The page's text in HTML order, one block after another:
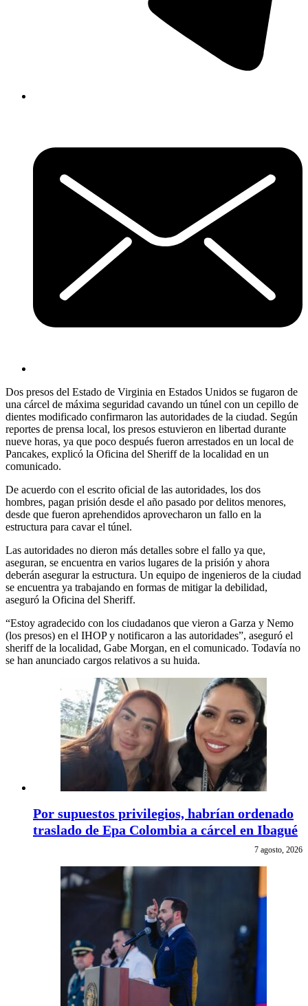
Dos presos del Estado de Virginia en Estados Unidos se fugaron de
una cárcel de máxima seguridad cavando un túnel con un cepillo de
dientes modificado confirmaron las autoridades de la ciudad. Según
reportes de prensa local, los presos estuvieron en libertad durante
nueve horas, ya que poco después fueron arrestados en un local de
Pancakes, explicó la Oficina del Sheriff de la localidad en un
comunicado.
De acuerdo con el escrito oficial de las autoridades, los dos
hombres, pagan prisión desde el año pasado por delitos menores,
desde que fueron aprehendidos aprovecharon un fallo en la
estructura para cavar el túnel.
Las autoridades no dieron más detalles sobre el fallo ya que,
aseguran, se encuentra en varios lugares de la prisión y ahora
deberán asegurar la estructura. Un equipo de ingenieros de la ciudad
se encuentra ya trabajando en formas de mitigar la debilidad,
aseguró la Oficina del Sheriff.
“Estoy agradecido con los ciudadanos que vieron a Garza y Nemo
(los presos) en el IHOP y notificaron a las autoridades”, aseguró el
sheriff de la localidad, Gabe Morgan, en el comunicado. Todavía no
se han anunciado cargos relativos a su huida.
Por supuestos privilegios, habrían ordenado
traslado de Epa Colombia a cárcel en Ibagué
7 agosto, 2026